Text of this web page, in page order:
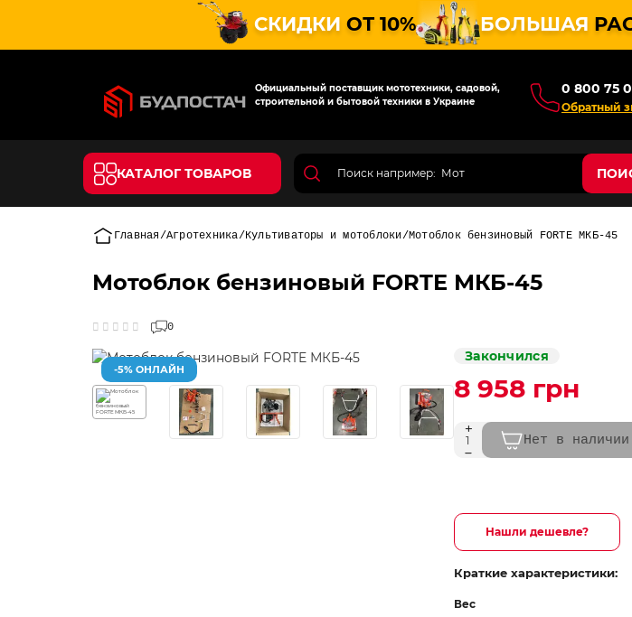
СКИДКИ ОТ 10% БОЛЬШАЯ
Официальный поставщик мототехники, садовой,
строительной и бытовой техники в Украине
0 800 75
Обратный
КАТАЛОГ ТОВАРОВ
Главная Агротехника Культиваторы и мотоблоки Мотоблок бензиновый FORTE МКБ-45
Мотоблок бензиновый FORTE МКБ-45
0
-5% ОНЛАЙН
Закончился
8 958 грн
Нет в наличии
Нашли дешевле?
Краткие характеристики:
Вес